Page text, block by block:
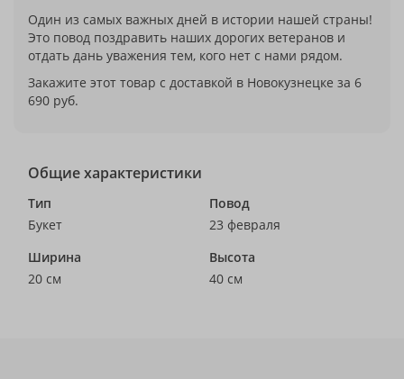
Один из самых важных дней в истории нашей страны!
Это повод поздравить наших дорогих ветеранов и
отдать дань уважения тем, кого нет с нами рядом.
Закажите этот товар с доставкой в Новокузнецке за 6
690 руб.
Общие характеристики
Тип
Букет
Повод
23 февраля
Ширина
20 см
Высота
40 см